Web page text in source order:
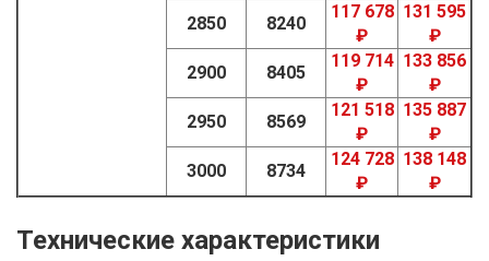
2850
8240
117 678
₽
131 595
₽
2900
8405
119 714
₽
133 856
₽
2950
8569
121 518
₽
135 887
₽
3000
8734
124 728
₽
138 148
₽
Технические характеристики